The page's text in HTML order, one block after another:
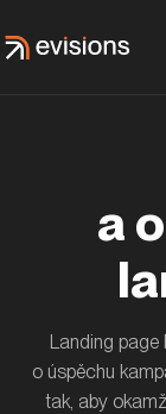
a
Landing page
o úspěchu
tak, aby
pop-